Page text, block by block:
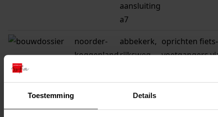
Toestemming Details
aansluiting
a7
noorder-
koggenland
abbekerk,
rijksweg
oprichten
voetgangers
abbekerk,